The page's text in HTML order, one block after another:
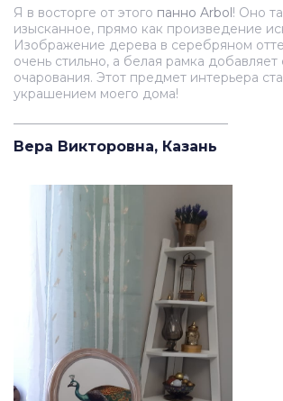
Я в восторге от этого панно Arbоl! Оно
изысканное, прямо как произведение
Изображение дерева в серебряном
очень стильно, а белая рамка
очарования. Этот предмет интерьера
украшением моего дома!
Вера Викторовна, Казань